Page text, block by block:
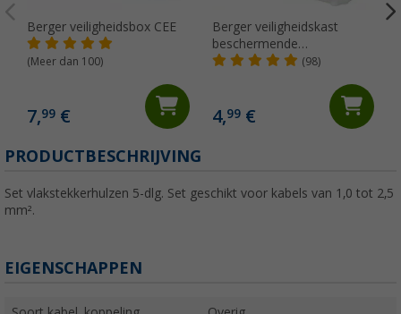
Berger veiligheidsbox CEE
(Meer dan 100)
7,99 €
Berger veiligheidskast
beschermende
contactverbindingen
(98)
4,99€
PRODUCTBESCHRIJVING
Set vlakstekkerhulzen 5-dlg. Set geschikt voor kabels van 1,0 tot 2,5
mm².
EIGENSCHAPPEN